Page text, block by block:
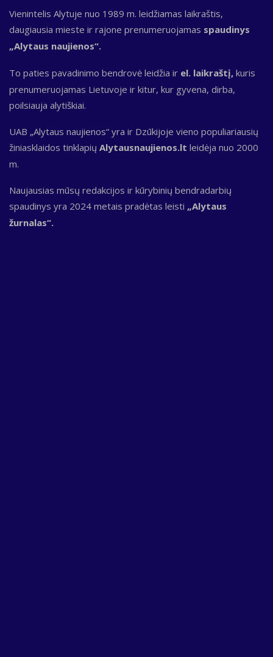
Vienintelis Alytuje nuo 1989 m. leidžiamas laikraštis,
daugiausia mieste ir rajone prenumeruojamas spaudinys
„Alytaus naujienos“.
To paties pavadinimo bendrovė leidžia ir el. laikraštį, kuris
prenumeruojamas Lietuvoje ir kitur, kur gyvena, dirba,
poilsiauja alytiškiai.
UAB „Alytaus naujienos“ yra ir Dzūkijoje vieno populiariausių
žiniasklaidos tinklapių Alytausnaujienos.lt leidėja nuo 2000
m.
Naujausias mūsų redakcijos ir kūrybinių bendradarbių
spaudinys yra 2024 metais pradėtas leisti „Alytaus
žurnalas“.